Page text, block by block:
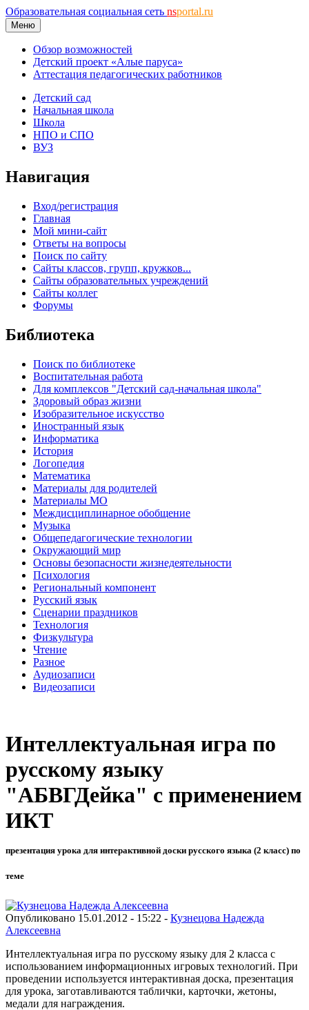
Образовательная социальная сеть nsportal.ru
Меню
Обзор возможностей
Детский проект «Алые паруса»
Аттестация педагогических работников
Детский сад
Начальная школа
Школа
НПО и СПО
ВУЗ
Навигация
Вход/регистрация
Главная
Мой мини-сайт
Ответы на вопросы
Поиск по сайту
Сайты классов, групп, кружков...
Сайты образовательных учреждений
Сайты коллег
Форумы
Библиотека
Поиск по библиотеке
Воспитательная работа
Для комплексов "Детский сад-начальная школа"
Здоровый образ жизни
Изобразительное искусство
Иностранный язык
Информатика
История
Логопедия
Математика
Материалы для родителей
Материалы МО
Междисциплинарное обобщение
Музыка
Общепедагогические технологии
Окружающий мир
Основы безопасности жизнедеятельности
Психология
Региональный компонент
Русский язык
Сценарии праздников
Технология
Физкультура
Чтение
Разное
Аудиозаписи
Видеозаписи
Интеллектуальная игра по
русскому языку
"АБВГДейка" с применением
ИКТ
презентация урока для интерактивной доски русского языка (2 класс) по
теме
Опубликовано 15.01.2012 - 15:22 - Кузнецова Надежда
Алексеевна
Интеллектуальная игра по русскому языку для 2 класса с
использованием информационных игровых технологий. При
проведении используется интерактивная доска, презентация
для урока, заготавливаются таблички, карточки, жетоны,
медали для награждения.